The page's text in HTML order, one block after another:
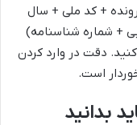
+ کد ملی + سال
+ شماره شناسنامه)
دقت در وارد کردن
است.
بدانید